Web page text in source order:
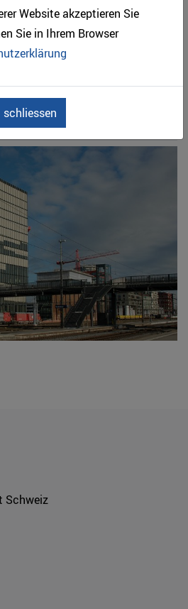
Website akzeptieren Sie
Sie in Ihrem Browser
schliessen
Schweiz